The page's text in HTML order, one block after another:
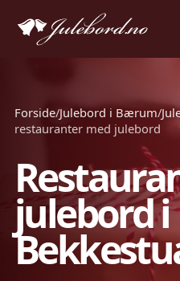
Forside/Julebord i Bærum/
restauranter med julebord
julebord i